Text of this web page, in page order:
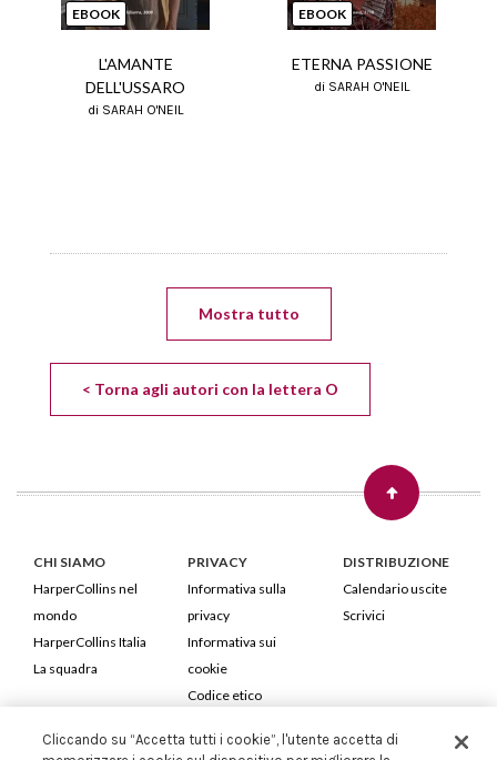
EBOOK
L'AMANTE
DELL'USSARO
di SARAH O'NEIL
EBOOK
ETERNA PASSIONE
di SARAH O'NEIL
Mostra tutto
< Torna agli autori con la lettera O
CHI SIAMO
HarperCollins nel
mondo
HarperCollins Italia
La squadra
PRIVACY
Informativa sulla
privacy
Informativa sui
cookie
Codice etico
DISTRIBUZIONE
Calendario uscite
Scrivici
HarperCollins Italia S.p.A. Viale Monte Nero, 84 - 20135 Milano
Cliccando su “Accetta tutti i cookie”, l'utente accetta di